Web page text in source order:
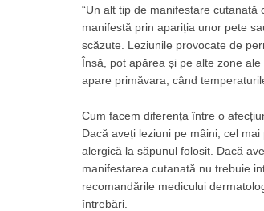
“Un alt tip de manifestare
manifestă prin apariția unor pete
scăzute. Leziunile provocate de
Însă, pot apărea și pe alte zone
apare primăvara, când
Cum facem diferența între o
Dacă aveți leziuni pe mâini, cel
alergică la săpunul folosit. Dacă
manifestarea cutanată nu trebuie
recomandările medicului
întrebări.